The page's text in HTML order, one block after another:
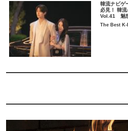
韓流ナビゲ
必見！ 韓
Vol.41 魅
The Best